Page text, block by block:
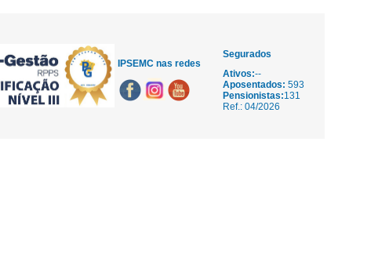
IPSEMC nas redes
Segurados
Ativos:--
Aposentados: 593
Pensionistas:131
Ref.: 04/2026